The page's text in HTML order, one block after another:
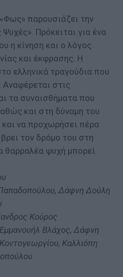
παρουσιάζει την
Πρόκειται για ένα
η κίνηση και ο λόγος
και έκφρασης. Η
ελληνικά τραγούδια που
στις
τα συναισθήματα που
και στη δύναμη του
να προχωρήσει πέρα
τον δρόμο του στη
θαρραλέα ψυχή μπορεί.
Δάφνη Δούλη
Κούρος
Βλάχος, Δάφνη
Καλλιόπη